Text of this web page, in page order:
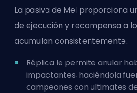
La pasiva de Mel proporciona
de ejecución y recompensa a
acumulan consistentemente.
Réplica le permite anular
impactantes, haciéndola
campeones con ultimates